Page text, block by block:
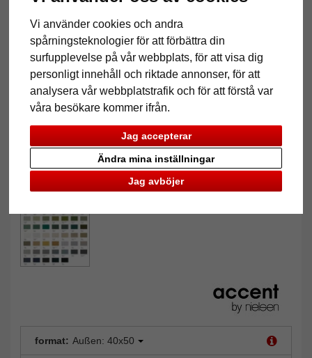
Vi använder cookies och andra
spårningsteknologier för att förbättra din
surfupplevelse på vår webbplats, för att visa dig
personligt innehåll och riktade annonser, för att
analysera vår webbplatstrafik och för att förstå var
våra besökare kommer ifrån.
Jag accepterar
Jag avböjer
Ändra mina inställningar
Tillbaka
format: Außen: 40x50